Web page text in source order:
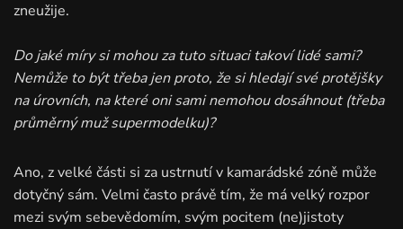
zneužije.
Do jaké míry si mohou za tuto situaci takoví lidé sami?
Nemůže to být třeba jen proto, že si hledají své protějšky
na úrovních, na které oni sami nemohou dosáhnout (třeba
průměrný muž supermodelku)?
Ano, z velké části si za ustrnutí v kamarádské zóně může
dotyčný sám. Velmi často právě tím, že má velký rozpor
mezi svým sebevědomím, svým pocitem (ne)jistoty